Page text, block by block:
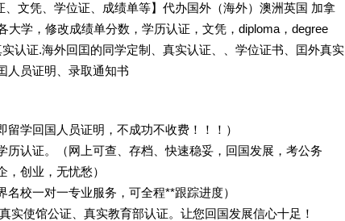
、文凭、学位证、成绩单等】代办国外（海外）澳洲英国 加拿
大学，修改成绩单分数，学历认证，文凭，diploma，degree
认证.海外回囯的同学定制、真实认证、、学位证书、囯外真实
人员证明、录取通知书
留学回国人员证明，不成功不收费！！！）
认证。（网上可查、存档、快速稳妥，回国发展，考公务
，创业，无忧愁）
名校一对一专业服务，可全程**跟踪进度）
实使馆公证、真实教育部认证。让您回国发展信心十足！